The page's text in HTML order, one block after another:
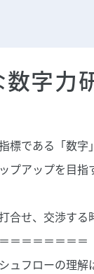
字力
標である「数
プアップを目
せ、交渉する
＝＝＝＝＝＝＝
ュフローの理